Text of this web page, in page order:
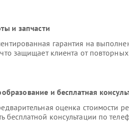
и запчасти
гарантия на
защищает клиента от
и бесплатная
оценка стоимости
бесплатной консультации по